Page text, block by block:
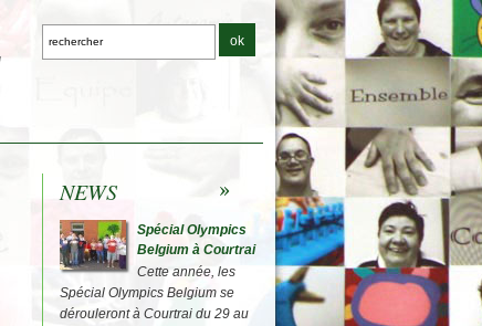
NEWS
Spécial Olympics
Belgium à Courtrai
Cette année, les
Spécial Olympics Belgium se
dérouleront à Courtrai du 29 au